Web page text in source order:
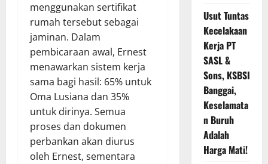
menggunakan sertifikat
rumah tersebut sebagai
jaminan. Dalam
pembicaraan awal, Ernest
menawarkan sistem kerja
sama bagi hasil: 65% untuk
Oma Lusiana dan 35%
untuk dirinya. Semua
proses dan dokumen
perbankan akan diurus
oleh Ernest, sementara
Usut Tuntas
Kecelakaan
Kerja PT
SASL &
Sons, KSBSI
Banggai,
Keselamata
n Buruh
Adalah
Harga Mati!